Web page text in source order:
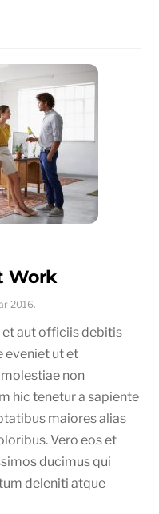
Work
2016.
aut officiis debitis
eveniet ut et
non
hic tenetur a sapiente
maiores alias
Vero eos et
ducimus qui
deleniti atque